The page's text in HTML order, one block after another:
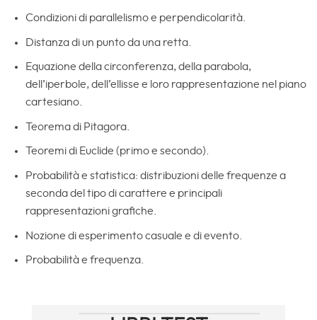
Condizioni di parallelismo e perpendicolarità.
Distanza di un punto da una retta.
Equazione della circonferenza, della parabola,
dell’iperbole, dell’ellisse e loro rappresentazione nel piano
cartesiano.
Teorema di Pitagora.
Teoremi di Euclide (primo e secondo).
Probabilità e statistica: distribuzioni delle frequenze a
seconda del tipo di carattere e principali
rappresentazioni grafiche.
Nozione di esperimento casuale e di evento.
Probabilità e frequenza.